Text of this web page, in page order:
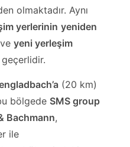
olmaktadır. Aynı
yerlerinin yeniden
ve yeni yerleşim
(20 km)
bölgede SMS group
Bachmann,
ile